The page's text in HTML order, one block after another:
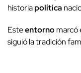
historiapolítica
Esteentornomarcó
siguió la tradición